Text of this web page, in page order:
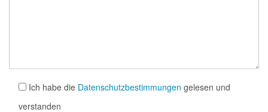
Ich habe die Datenschutzbestimmungen gelesen und
verstanden